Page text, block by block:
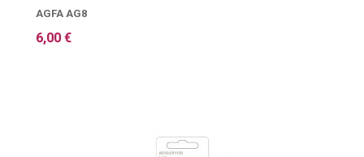
AGFA AG8
6,00 €